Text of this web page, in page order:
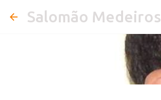
Salomão Medeiros